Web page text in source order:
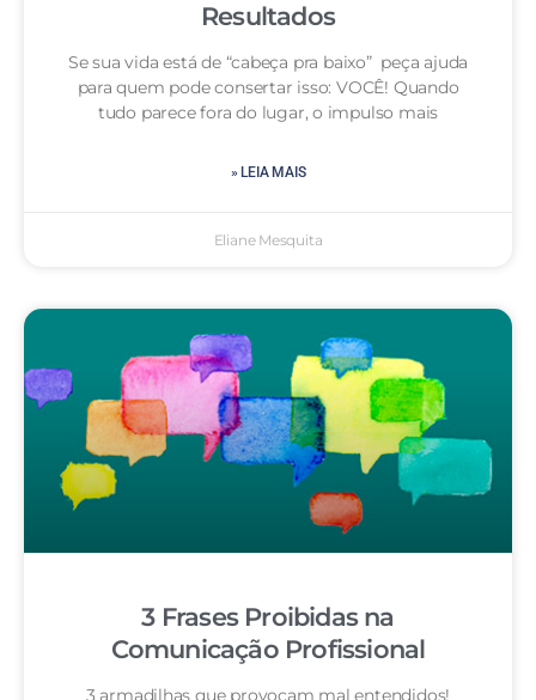
Resultados
Se sua vida está de “cabeça pra baixo” peça ajuda
para quem pode consertar isso: VOCÊ! Quando
tudo parece fora do lugar, o impulso mais
» LEIA MAIS
Eliane Mesquita
3 Frases Proibidas na
Comunicação Profissional
3 armadilhas que provocam mal entendidos!